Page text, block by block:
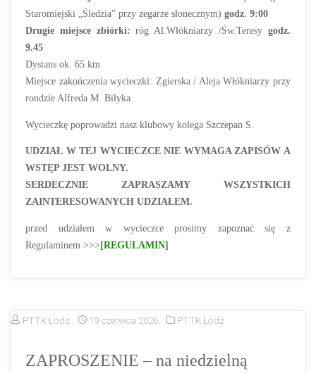
Staromiejski „Śledzia” przy zegarze słonecznym)godz. 9:00
Drugie miejsce zbiórki: róg Al.Włókniarzy /Św.Teresy godz.
9.45
Dystans ok. 65 km
Miejsce zakończenia wycieczki: Zgierska / Aleja Włókniarzy przy
rondzie Alfreda M. Biłyka
Wycieczkę poprowadzi nasz klubowy kolega Szczepan S.
UDZIAŁ W TEJ WYCIECZCE NIE WYMAGA ZAPISÓW A
WSTĘP JEST WOLNY.
SERDECZNIE ZAPRASZAMY WSZYSTKICH
ZAINTERESOWANYCH UDZIAŁEM.
przed udziałem w wycieczce prosimy zapoznać się z
Regulaminem >>> [REGULAMIN]
PTTK Łódź 19 czerwca 2026 PTTK Łódź
ZAPROSZENIE – na niedzielną